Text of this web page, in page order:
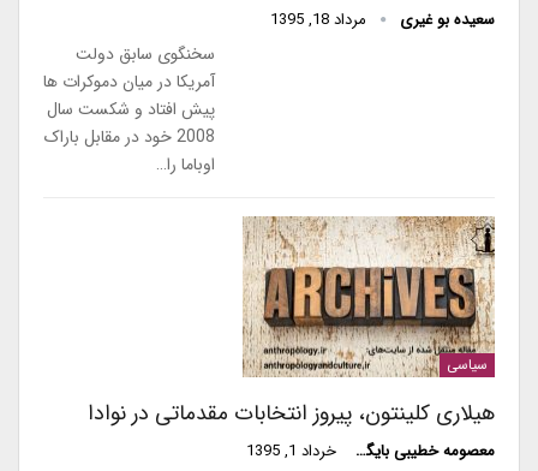
سعیده بو غیری مرداد 18, 1395
سخنگوی سابق دولت
آمریکا در میان دموکرات ها
پیش افتاد و شکست سال
2008 خود در مقابل باراک
اوباما را…
سیاسی
هیلاری کلینتون، پیروز انتخابات مقدماتی در نوادا
معصومه خطیبی بایگی خرداد 1, 1395